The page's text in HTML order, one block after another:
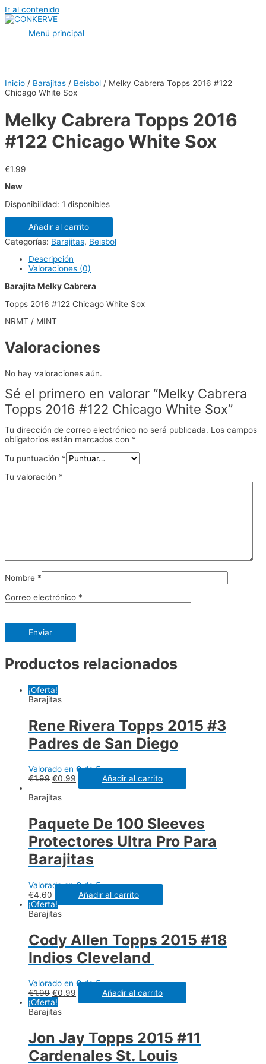
Ir al contenido
Menú principal
Inicio / Barajitas / Beisbol / Melky Cabrera Topps 2016 #122
Chicago White Sox
Melky Cabrera Topps 2016
#122 Chicago White Sox
€1.99
New
Disponibilidad: 1 disponibles
Añadir al carrito
Categorías: Barajitas, Beisbol
Descripción
Valoraciones (0)
Barajita Melky Cabrera
Topps 2016 #122 Chicago White Sox
NRMT / MINT
Valoraciones
No hay valoraciones aún.
Sé el primero en valorar “Melky Cabrera
Topps 2016 #122 Chicago White Sox”
Tu dirección de correo electrónico no será publicada. Los campos
obligatorios están marcados con *
Tu puntuación *
Tu valoración *
Nombre *
Correo electrónico *
Productos relacionados
¡Oferta!
Barajitas
Rene Rivera Topps 2015 #3
Padres de San Diego
Valorado en 0de 5
€1.99 €0.99
Añadir al carrito
Barajitas
Paquete De 100 Sleeves
Protectores Ultra Pro Para
Barajitas
Valorado en0de 5
€4.60
Añadir al carrito
¡Oferta!
Barajitas
Cody Allen Topps 2015 #18
Indios Cleveland
Valorado en 0de 5
€1.99 €0.99
Añadir al carrito
¡Oferta!
Barajitas
Jon Jay Topps 2015 #11
Cardenales St. Louis